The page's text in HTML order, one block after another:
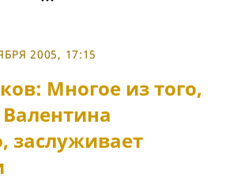
2005, 17:15
Многое из того,
заслуживает